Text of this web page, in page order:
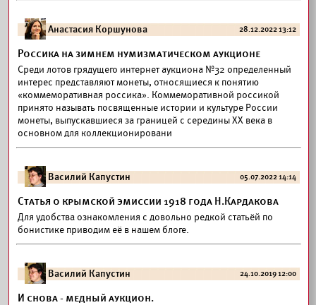
Анастасия Коршунова 28.12.2022 13:12
Россика на зимнем нумизматическом аукционе
Среди лотов грядущего интернет аукциона №32 определенный
интерес представляют монеты, относящиеся к понятию
«коммеморативная россика». Коммеморативной россикой
принято называть посвященные истории и культуре России
монеты, выпускавшиеся за границей с середины XX века в
основном для коллекционировани
Василий Капустин 05.07.2022 14:14
Статья о крымской эмиссии 1918 года Н.Кардакова
Для удобства ознакомления с довольно редкой статьёй по
бонистике приводим её в нашем блоге.
Василий Капустин 24.10.2019 12:00
И снова - медный аукцион.